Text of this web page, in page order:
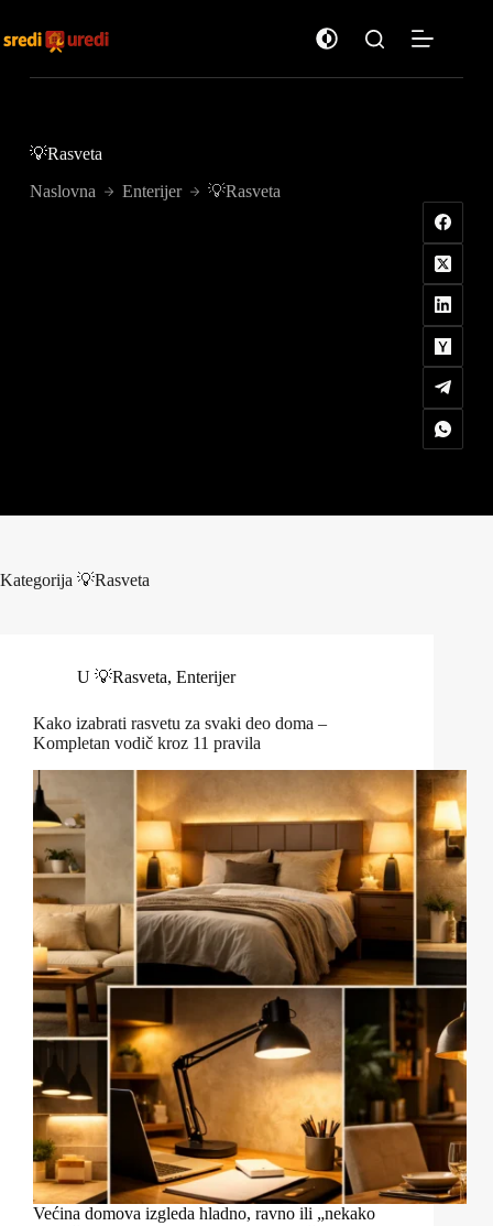
sadržaj
💡Rasveta
Naslovna Enterijer 💡Rasveta
Kategorija 💡Rasveta
U 💡Rasveta,Enterijer
Kako izabrati rasvetu za svaki deo doma –
Kompletan vodič kroz 11 pravila
Većina domova izgleda hladno, ravno ili „nekako